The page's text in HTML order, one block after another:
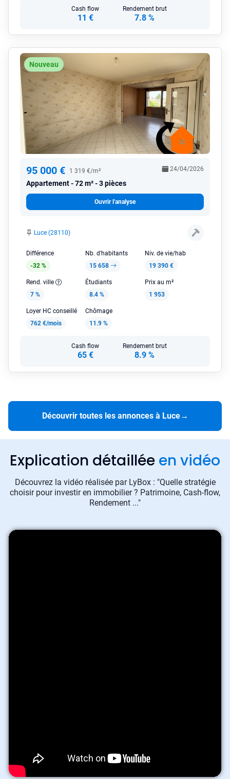
Cash flow
11 €
Rendement brut
7.8 %
Nouveau
95 000 € 1 319 €/m²
Appartement 72 m² - 3 pièces
24/04/2026
Ouvrir l'analyse
Luce (28110)
Différence
-32 %
Nb. d'habitants
15 658
Niv. de vie/hab
19 390 €
Rend. ville
7 %
Étudiants
8.4 %
Prix au m²
1 953
Loyer HC conseillé
762 €/mois
Chômage
11.9 %
Cash flow
65 €
Rendement brut
8.9 %
Découvrir toutes les annonces à Luce→
Explication détaillée en vidéo
Découvrez la vidéo réalisée par LyBox : "Quelle stratégie
choisir pour investir en immobilier ? Patrimoine, Cash-flow,
Rendement ..."